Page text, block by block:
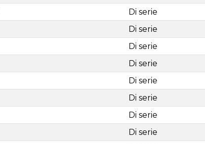
Di serie
Di serie
Di serie
Di serie
Di serie
Di serie
Di serie
Di serie